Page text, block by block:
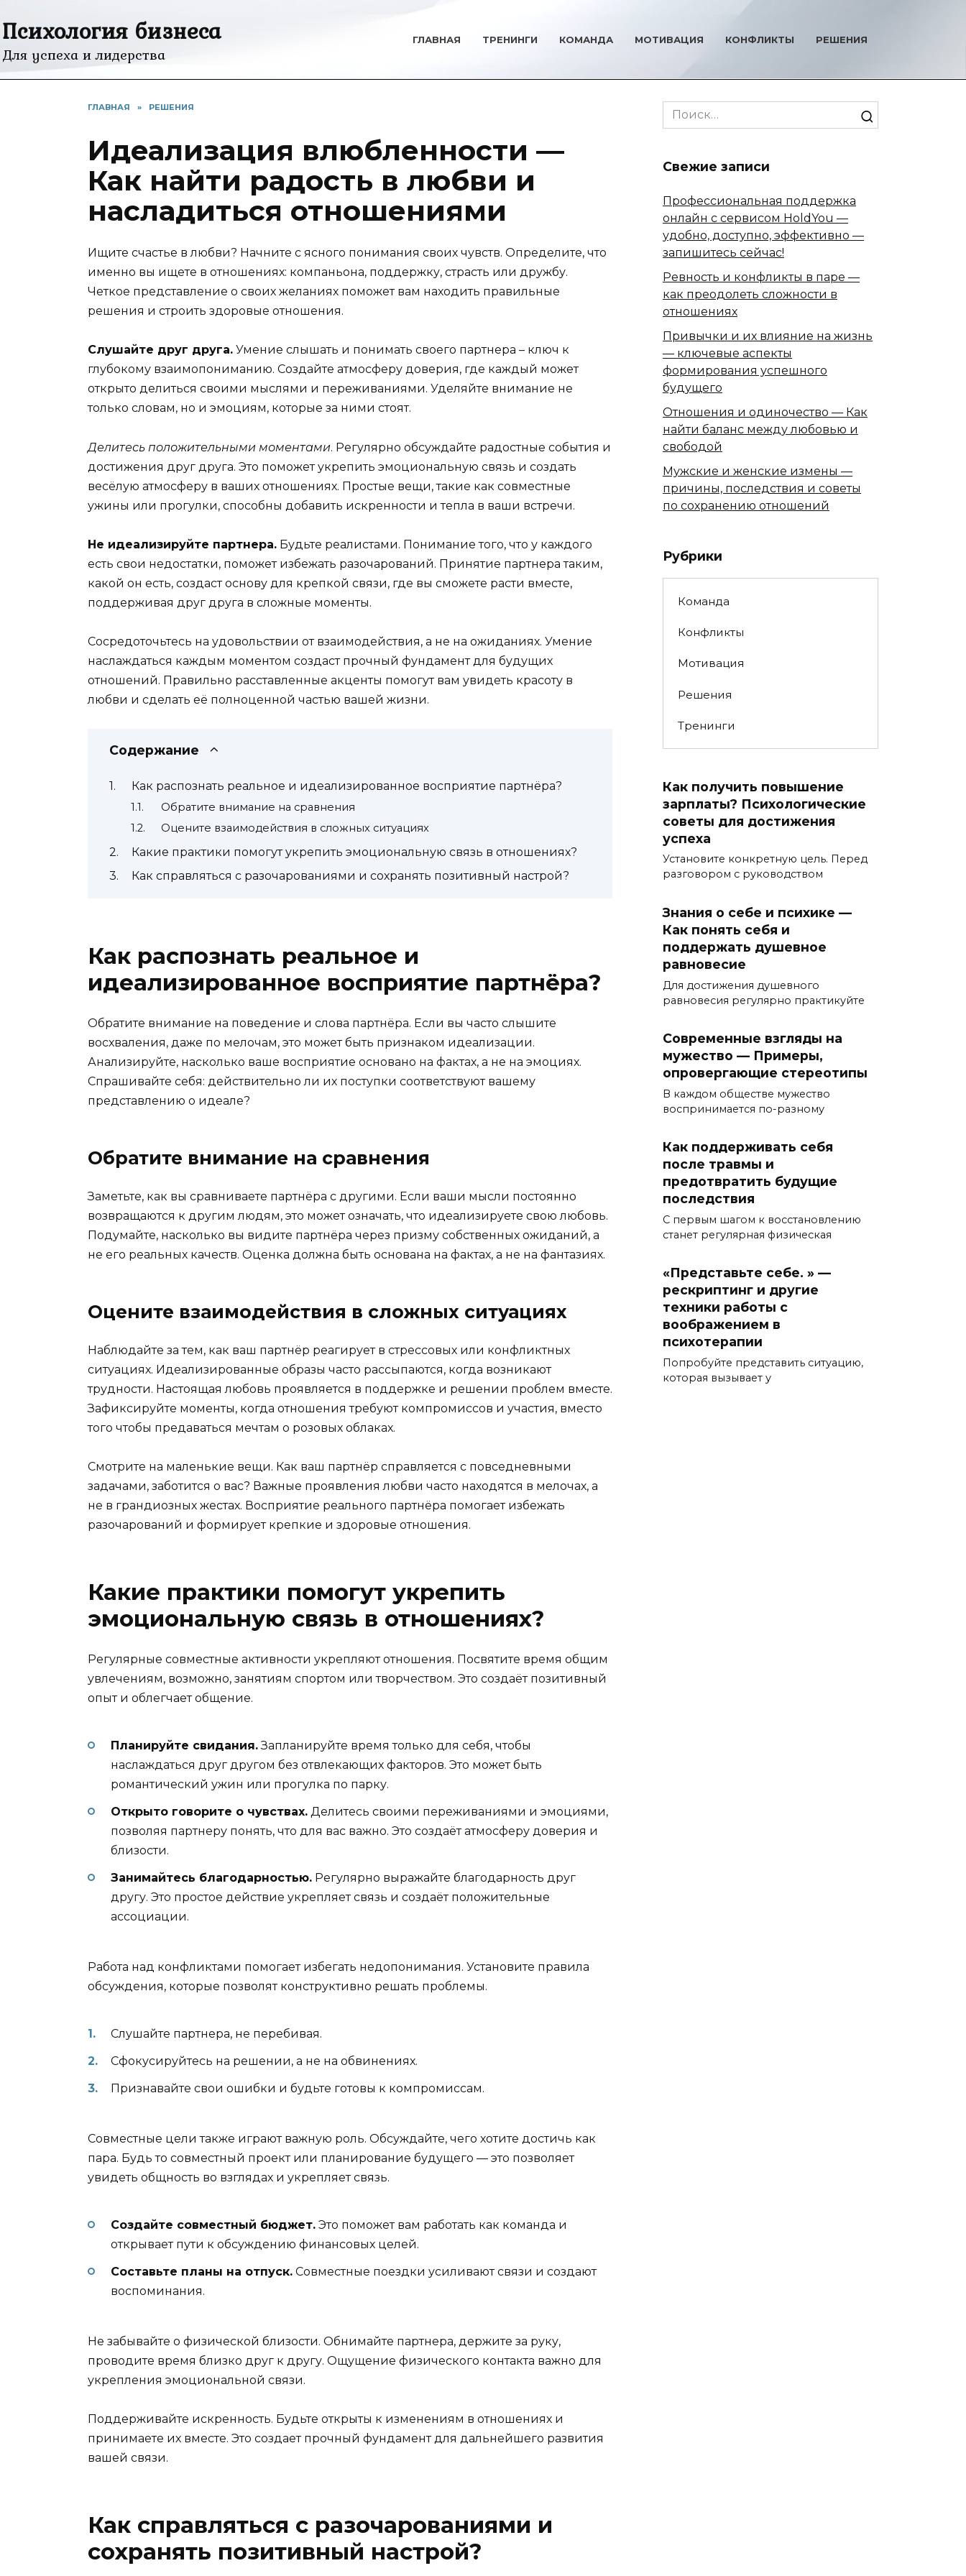
к
содержанию
Психология бизнеса
Для успеха и лидерства
ГЛАВНАЯ ТРЕНИНГИ КОМАНДА МОТИВАЦИЯ КОНФЛИКТЫ РЕШЕНИЯ
ГЛАВНАЯ » РЕШЕНИЯ
Идеализация влюбленности —
Как найти радость в любви и
насладиться отношениями
Ищите счастье в любви? Начните с ясного понимания своих чувств. Определите, что
именно вы ищете в отношениях: компаньона, поддержку, страсть или дружбу.
Четкое представление о своих желаниях поможет вам находить правильные
решения и строить здоровые отношения.
Слушайте друг друга. Умение слышать и понимать своего партнера – ключ к
глубокому взаимопониманию. Создайте атмосферу доверия, где каждый может
открыто делиться своими мыслями и переживаниями. Уделяйте внимание не
только словам, но и эмоциям, которые за ними стоят.
Делитесь положительными моментами. Регулярно обсуждайте радостные события и
достижения друг друга. Это поможет укрепить эмоциональную связь и создать
весёлую атмосферу в ваших отношениях. Простые вещи, такие как совместные
ужины или прогулки, способны добавить искренности и тепла в ваши встречи.
Не идеализируйте партнера. Будьте реалистами. Понимание того, что у каждого
есть свои недостатки, поможет избежать разочарований. Принятие партнера таким,
какой он есть, создаст основу для крепкой связи, где вы сможете расти вместе,
поддерживая друг друга в сложные моменты.
Сосредоточьтесь на удовольствии от взаимодействия, а не на ожиданиях. Умение
наслаждаться каждым моментом создаст прочный фундамент для будущих
отношений. Правильно расставленные акценты помогут вам увидеть красоту в
любви и сделать её полноценной частью вашей жизни.
Содержание
Как распознать реальное и идеализированное восприятие партнёра?
Обратите внимание на сравнения
Оцените взаимодействия в сложных ситуациях
Какие практики помогут укрепить эмоциональную связь в отношениях?
Как справляться с разочарованиями и сохранять позитивный настрой?
Как распознать реальное и
идеализированное восприятие партнёра?
Обратите внимание на поведение и слова партнёра. Если вы часто слышите
восхваления, даже по мелочам, это может быть признаком идеализации.
Анализируйте, насколько ваше восприятие основано на фактах, а не на эмоциях.
Спрашивайте себя: действительно ли их поступки соответствуют вашему
представлению о идеале?
Обратите внимание на сравнения
Заметьте, как вы сравниваете партнёра с другими. Если ваши мысли постоянно
возвращаются к другим людям, это может означать, что идеализируете свою любовь.
Подумайте, насколько вы видите партнёра через призму собственных ожиданий, а
не его реальных качеств. Оценка должна быть основана на фактах, а не на фантазиях.
Оцените взаимодействия в сложных ситуациях
Наблюдайте за тем, как ваш партнёр реагирует в стрессовых или конфликтных
ситуациях. Идеализированные образы часто рассыпаются, когда возникают
трудности. Настоящая любовь проявляется в поддержке и решении проблем вместе.
Зафиксируйте моменты, когда отношения требуют компромиссов и участия, вместо
того чтобы предаваться мечтам о розовых облаках.
Смотрите на маленькие вещи. Как ваш партнёр справляется с повседневными
задачами, заботится о вас? Важные проявления любви часто находятся в мелочах, а
не в грандиозных жестах. Восприятие реального партнёра помогает избежать
разочарований и формирует крепкие и здоровые отношения.
Какие практики помогут укрепить
эмоциональную связь в отношениях?
Регулярные совместные активности укрепляют отношения. Посвятите время общим
увлечениям, возможно, занятиям спортом или творчеством. Это создаёт позитивный
опыт и облегчает общение.
Планируйте свидания.Запланируйте время только для себя, чтобы
наслаждаться друг другом без отвлекающих факторов. Это может быть
романтический ужин или прогулка по парку.
Открыто говорите о чувствах. Делитесь своими переживаниями и эмоциями,
позволяя партнеру понять, что для вас важно. Это создаёт атмосферу доверия и
близости.
Занимайтесь благодарностью. Регулярно выражайте благодарность друг
другу. Это простое действие укрепляет связь и создаёт положительные
ассоциации.
Работа над конфликтами помогает избегать недопонимания. Установите правила
обсуждения, которые позволят конструктивно решать проблемы.
Слушайте партнера, не перебивая.
Сфокусируйтесь на решении, а не на обвинениях.
Признавайте свои ошибки и будьте готовы к компромиссам.
Совместные цели также играют важную роль. Обсуждайте, чего хотите достичь как
пара. Будь то совместный проект или планирование будущего — это позволяет
увидеть общность во взглядах и укрепляет связь.
Создайте совместный бюджет. Это поможет вам работать как команда и
открывает пути к обсуждению финансовых целей.
Составьте планы на отпуск. Совместные поездки усиливают связи и создают
воспоминания.
Не забывайте о физической близости. Обнимайте партнера, держите за руку,
проводите время близко друг к другу. Ощущение физического контакта важно для
укрепления эмоциональной связи.
Поддерживайте искренность. Будьте открыты к изменениям в отношениях и
принимаете их вместе. Это создает прочный фундамент для дальнейшего развития
вашей связи.
Как справляться с разочарованиями и
сохранять позитивный настрой?
Search
for:
Свежие записи
Профессиональная поддержка
онлайн с сервисом HoldYou —
удобно, доступно, эффективно —
запишитесь сейчас!
Ревность и конфликты в паре —
как преодолеть сложности в
отношениях
Привычки и их влияние на жизнь
— ключевые аспекты
формирования успешного
будущего
Отношения и одиночество — Как
найти баланс между любовью и
свободой
Мужские и женские измены —
причины, последствия и советы
по сохранению отношений
Рубрики
Команда
Конфликты
Мотивация
Решения
Тренинги
Как получить повышение
зарплаты? Психологические
советы для достижения
успеха
Установите конкретную цель. Перед
разговором с руководством
Знания о себе и психике —
Как понять себя и
поддержать душевное
равновесие
Для достижения душевного
равновесия регулярно практикуйте
Современные взгляды на
мужество — Примеры,
опровергающие стереотипы
В каждом обществе мужество
воспринимается по-разному
Как поддерживать себя
после травмы и
предотвратить будущие
последствия
С первым шагом к восстановлению
станет регулярная физическая
«Представьте себе. » —
рескриптинг и другие
техники работы с
воображением в
психотерапии
Попробуйте представить ситуацию,
которая вызывает у